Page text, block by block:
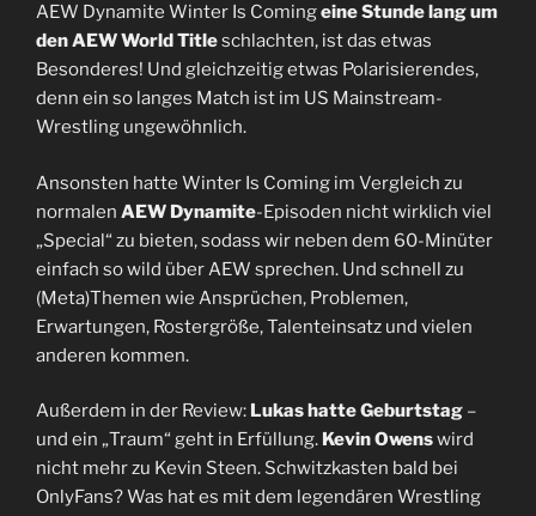
AEW Dynamite Winter Is Comingeine Stunde lang um
den AEW World Titleschlachten, ist das etwas
Besonderes! Und gleichzeitig etwas Polarisierendes,
denn ein so langes Match ist im US Mainstream-
Wrestling ungewöhnlich.
Ansonsten hatte Winter Is Coming im Vergleich zu
normalen AEW Dynamite-Episoden nicht wirklich viel
„Special“ zu bieten, sodass wir neben dem 60-Minüter
einfach so wild über AEW sprechen. Und schnell zu
(Meta)Themen wie Ansprüchen, Problemen,
Erwartungen, Rostergröße, Talenteinsatz und vielen
anderen kommen.
Außerdem in der Review: Lukas hatte Geburtstag –
und ein „Traum“ geht in Erfüllung. Kevin Owenswird
nicht mehr zu Kevin Steen. Schwitzkasten bald bei
OnlyFans? Was hat es mit dem legendären Wrestling